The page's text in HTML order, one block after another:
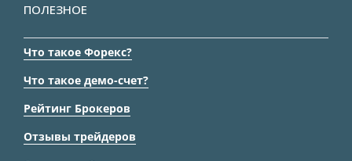
ПОЛЕЗНОЕ
Что такое Форекс?
Что такое демо-счет?
Рейтинг Брокеров
Отзывы трейдеров